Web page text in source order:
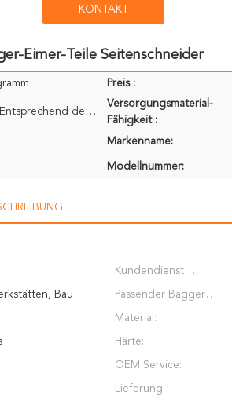
KONTAKT
Eimer-Teile Seitenschneider
Preis :
Falte-hölzerner Fall. Entsprechend der Anforderung des Kunden.
Versorgungsmaterial-
Fähigkeit :
Markenname:
Modellnummer:
Kundendienst
erbracht:
Bau Passender Bagger
(Tonne):
Material:
Härte:
OEM Service:
Lieferung: